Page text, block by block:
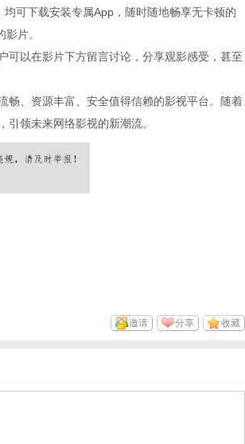
可下载安装专属App，随时随地畅享无卡顿的
片。
可以在影片下方留言讨论，分享观影感受，甚至
畅、资源丰富、安全值得信赖的影视平台。随着
领未来网络影视的新潮流。
收藏
分享
邀请